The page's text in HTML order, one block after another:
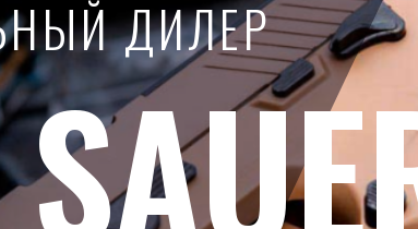
ДИЛЕР
ДИЛЕР
ДИЛЕР
ДИЛЕР
ДИЛЕР